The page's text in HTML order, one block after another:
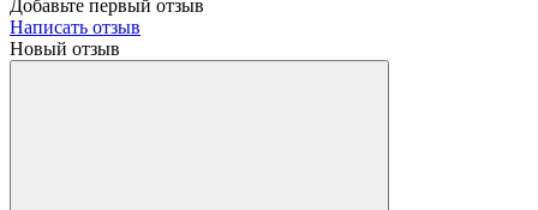
Добавьте первый отзыв
Написать отзыв
Новый отзыв